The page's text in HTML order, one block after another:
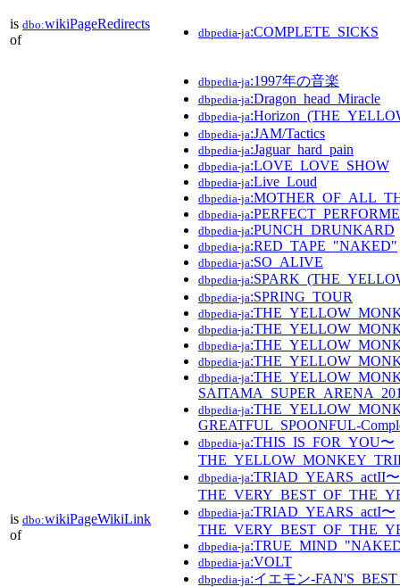
is dbo:wikiPageRedirects
of
dbpedia-ja:COMPLETE_SICKS
is dbo:wikiPageWikiLink
of
dbpedia-ja:1997年の音楽
dbpedia-ja:Dragon_head_Miracle
dbpedia-ja
dbpedia-ja:JAM/Tactics
dbpedia-ja:Jaguar_hard_pain
dbpedia-ja:LOVE_LOVE_SHOW
dbpedia-ja:Live_Loud
dbpedia-ja
dbpedia-ja
dbpedia-ja:PUNCH_DRUNKARD
dbpedia-ja:RED_TAPE_"NAKED"
dbpedia-ja:SO_ALIVE
dbpedia-ja
dbpedia-ja:SPRING_TOUR
dbpedia-ja
dbpedia-ja
dbpedia-ja
dbpedia-ja
dbpedia-ja
dbpedia-ja
GREATFUL_SPOONFUL-
dbpedia-ja:THIS_IS_FOR_YOU〜
dbpedia-ja:TRIAD_YEARS_actII〜
dbpedia-ja:TRIAD_YEARS_actI〜
dbpedia-ja
dbpedia-ja:VOLT
dbpedia-ja:イエモン-